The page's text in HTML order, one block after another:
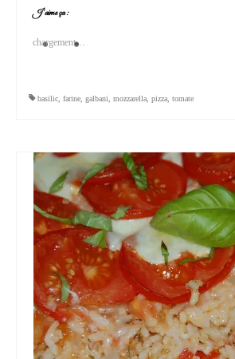
J’aime ça :
chargement…
basilic farine galbani mozzarella pizza tomate